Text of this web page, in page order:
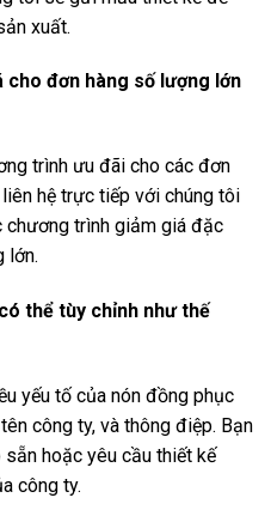
xuất.
đơn hàng số lượng lớn
trình ưu đãi cho các đơn
hệ trực tiếp với chúng tôi
chương trình giảm giá đặc
lớn.
thể tùy chỉnh như thế
yếu tố của nón đồng phục
công ty, và thông điệp. Bạn
hoặc yêu cầu thiết kế
công ty.